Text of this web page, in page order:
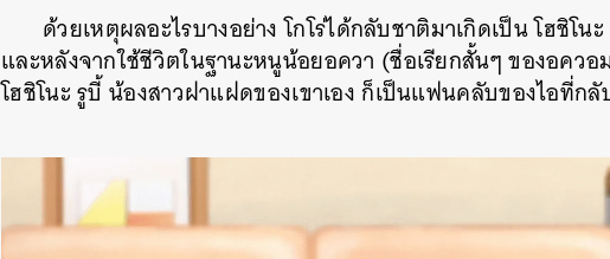
ด้วยเหตุผลอะไรบางอย่าง โกโร่ได้กลับชาติมาเกิดเป็น โฮชิโ
และหลังจากใช้ชีวิตในฐานะหนูน้อยอควา (ชื่อเรียกสั้นๆ ของอคว
โฮชิโนะ รูบี้ น้องสาวฝาแฝดของเขาเอง ก็เป็นแฟนคลับของไอที่ก